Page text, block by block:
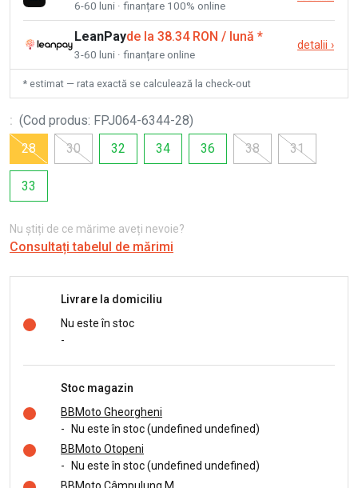
6-60 luni · finanțare 100% online
LeanPayde la 38.34 RON / lună *
3-60 luni · finanțare online
detalii ›
* estimat — rata exactă se calculează la check-out
: (Cod produs: FPJ064-6344-28)
28
30 32 34 36 38 31
33
Nu știți de ce mărime aveți nevoie?
Consultați tabelul de mărimi
Livrare la domiciliu
Nu este în stoc
-
Stoc magazin
BBMoto Gheorgheni
-
Nu este în stoc (undefined undefined)
BBMoto Otopeni
-
Nu este în stoc (undefined undefined)